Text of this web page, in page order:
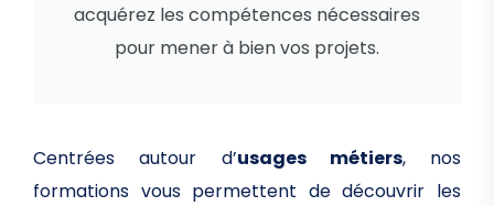
acquérez les compétences nécessaires
pour mener à bien vos projets.
Centrées autour d’usages métiers, nos
formations vous permettent de découvrir les